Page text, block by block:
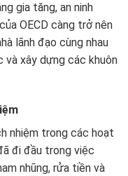
gia tăng, an ninh
OECD càng trở nên
lãnh đạo cùng nhau
và xây dựng các khuôn
nhiệm trong các hoạt
đi đầu trong việc
nhũng, rửa tiền và